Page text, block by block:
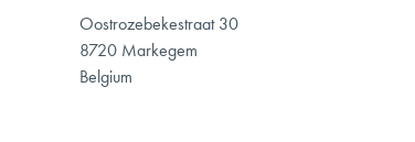
Oostrozebekestraat 30
8720 Markegem
Belgium